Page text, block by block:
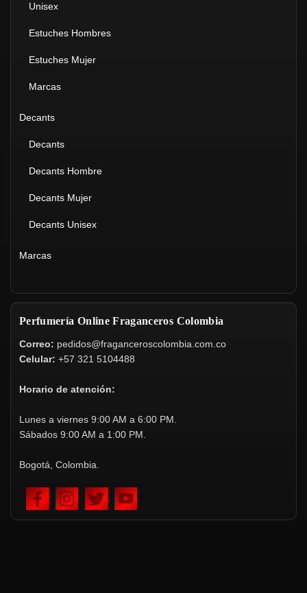
Unisex
Estuches Hombres
Estuches Mujer
Marcas
Decants
Decants
Decants Hombre
Decants Mujer
Decants Unisex
Marcas
Perfumería Online Fraganceros Colombia
Correo: pedidos@fraganceroscolombia.com.co
Celular: +57 321 5104488
Horario de atención:
Lunes a viernes 9:00 AM a 6:00 PM.
Sábados 9:00 AM a 1:00 PM.
Bogotá, Colombia.